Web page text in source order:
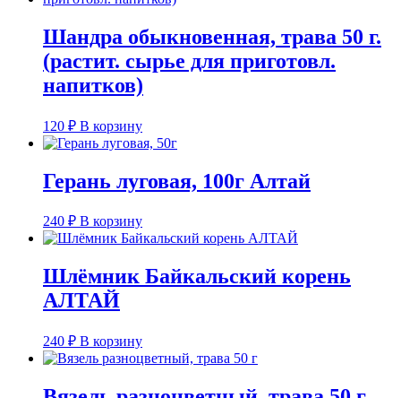
Шандра обыкновенная, трава 50 г.
(растит. сырье для приготовл.
напитков)
120 ₽ В корзину
Герань луговая, 100г Алтай
240 ₽ В корзину
Шлёмник Байкальский корень
АЛТАЙ
240 ₽ В корзину